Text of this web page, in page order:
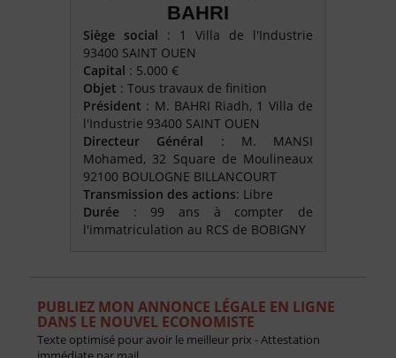
BAHRI
Siège social : 1 Villa de l'Industrie
93400 SAINT OUEN
Capital : 5.000 €
Objet : Tous travaux de finition
Président : M. BAHRI Riadh, 1 Villa de
l'Industrie 93400 SAINT OUEN
Directeur Général : M. MANSI
Mohamed, 32 Square de Moulineaux
92100 BOULOGNE BILLANCOURT
Transmission des actions: Libre
Durée : 99 ans à compter de
l'immatriculation au RCS de BOBIGNY
PUBLIEZ MON ANNONCE LÉGALE EN LIGNE
DANS LE NOUVEL ECONOMISTE
Texte optimisé pour avoir le meilleur prix - Attestation